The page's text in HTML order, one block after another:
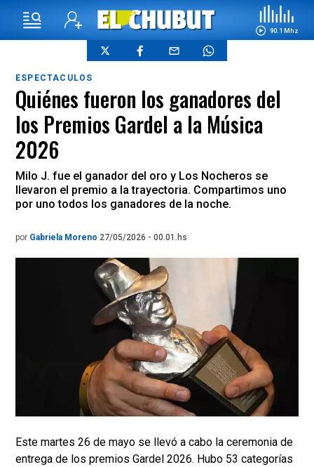
90.1 Mhz
ESPECTACULOS
Quiénes fueron los ganadores del
los Premios Gardel a la Música
2026
Milo J. fue el ganador del oro y Los Nocheros se
llevaron el premio a la trayectoria. Compartimos uno
por uno todos los ganadores de la noche.
por Gabriela Moreno 27/05/2026 - 00.01.hs
Este martes 26 de mayo se llevó a cabo la ceremonia de
entrega de los premios Gardel 2026. Hubo 53 categorías